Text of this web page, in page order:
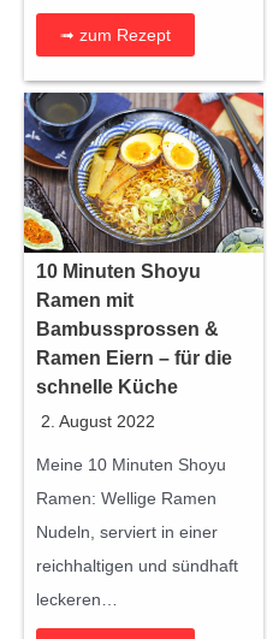
n
g
e
➟ zum Rezept
10 Minuten Shoyu
Ramen mit
Bambussprossen &
Ramen Eiern – für die
schnelle Küche
2. August 2022
Meine 10 Minuten Shoyu
Ramen: Wellige Ramen
Nudeln, serviert in einer
reichhaltigen und sündhaft
leckeren…